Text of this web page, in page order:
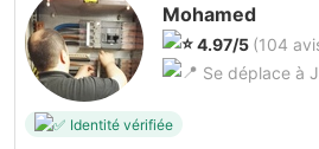
Mohamed
4.97/5 (104
Se déplace à
Identité vérifiée